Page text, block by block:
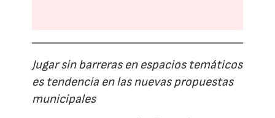
Jugar sin barreras en espacios temáticos
es tendencia en las nuevas propuestas
municipales